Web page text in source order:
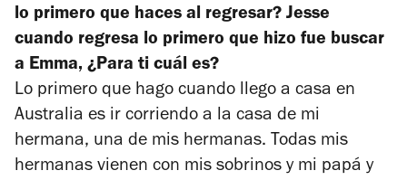
lo primero que haces al regresar? Jesse
cuando regresa lo primero que hizo fue buscar
a Emma, ¿Para ti cuál es?
Lo primero que hago cuando llego a casa en
Australia es ir corriendo a la casa de mi
hermana, una de mis hermanas. Todas mis
hermanas vienen con mis sobrinos y mi papá y